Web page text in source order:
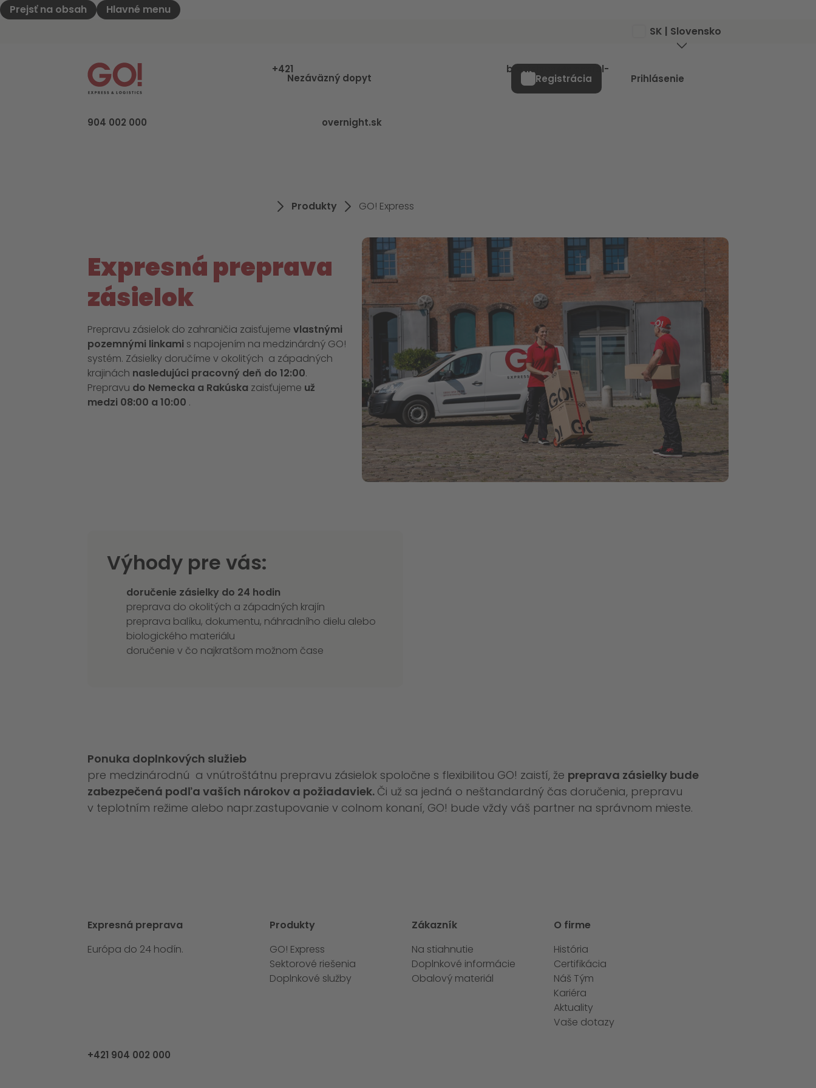
Prejsť na obsah Hlavné menu
+421
904 002 000
bratislava@general-
overnight.sk
SK | Slovensko
GO! Express & Logistics - na úvodnú stránku
Nezáväzný dopyt Registrácia Prihlásenie
Produkty GO! Express
Expresná preprava
zásielok
Prepravu zásielok do zahraničia zaisťujeme vlastnými
pozemnými linkami s napojením na medzinárdný GO!
systém. Zásielky doručíme v okolitých a západných
krajinách nasledujúci pracovný deň do 12:00.
Prepravu do Nemecka a Rakúska zaisťujeme už
medzi 08:00 a 10:00 .
Výhody pre vás:
doručenie zásielky do 24 hodin
preprava do okolitých a západných krajín
preprava balíku, dokumentu, náhradního dielu alebo
biologického materiálu
doručenie v čo najkratšom možnom čase
Ponuka doplnkových služieb
pre medzinárodnú a vnútroštátnu prepravu zásielok spoločne s flexibilitou GO! zaistí, že preprava zásielky bude
zabezpečená podľa vaších nárokov a požiadaviek. Či už sa jedná o neštandardný čas doručenia, prepravu
v teplotním režime alebo napr.zastupovanie v colnom konaní, GO! bude vždy váš partner na správnom mieste.
Expresná preprava
Európa do 24 hodín.
Zavolajte nám na
+421 904 002 000
Produkty
GO! Express
Sektorové riešenia
Doplnkové služby
Zákazník
Na stiahnutie
Doplnkové informácie
Obalový materiál
O firme
História
Certifikácia
Náš Tým
Kariéra
Aktuality
Vaše dotazy